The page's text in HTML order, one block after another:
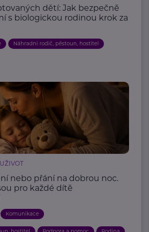
dětí: Jak bezpečně
s biologickou rodinou krok za
Náhradní rodič, pěstoun, hostitel
nebo přání na dobrou noc.
pro každé dítě
Komunikace